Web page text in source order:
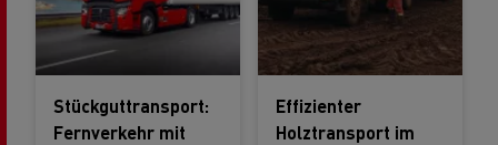
Stückguttransport:
Fernverkehr mit
Effizienter
Holztransport im